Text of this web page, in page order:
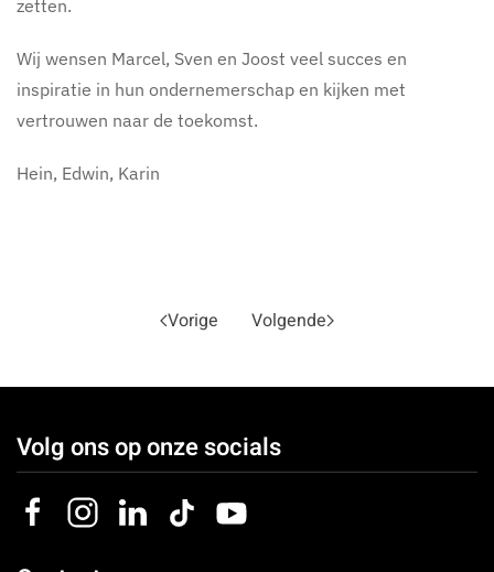
zetten.
Wij wensen Marcel, Sven en Joost veel succes en
inspiratie in hun ondernemerschap en kijken met
vertrouwen naar de toekomst.
Hein, Edwin, Karin
Vorige Volgende
Volg ons op onze socials